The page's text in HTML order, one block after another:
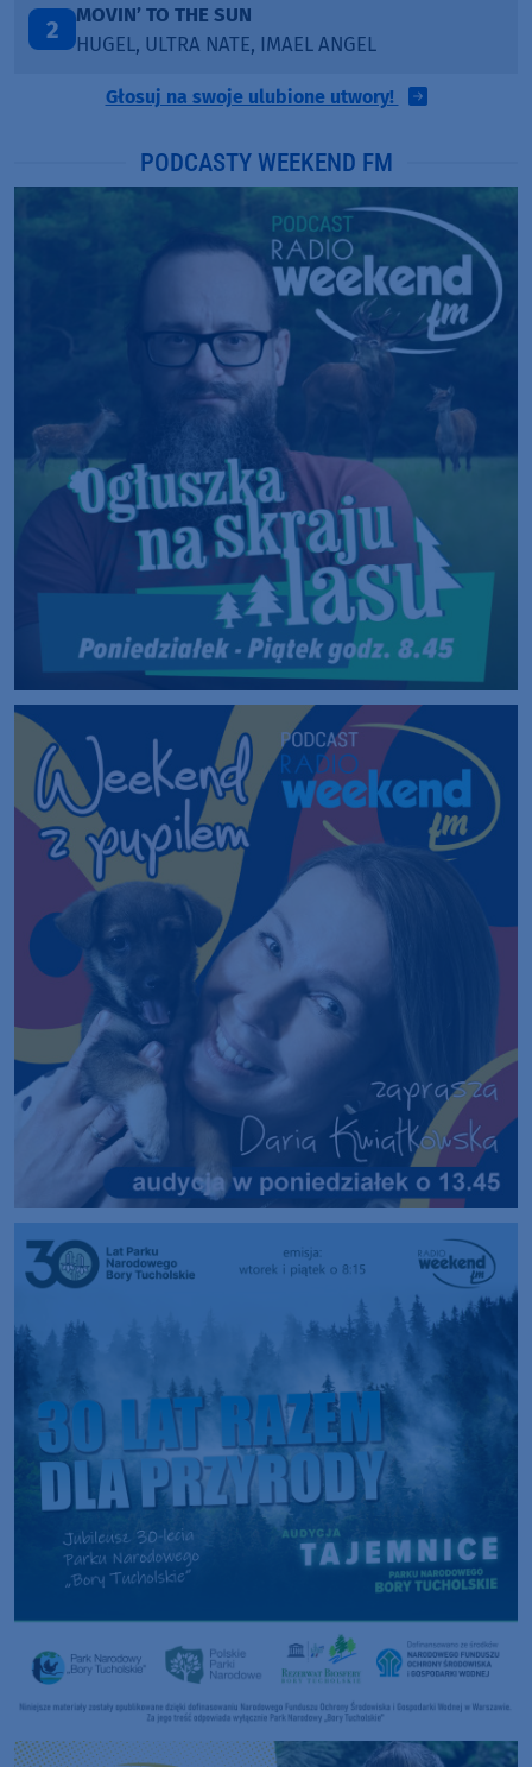
3
ITEPE ITEDE
SANAH
Głosuj na swoje ulubione utwory!
PODCASTY WEEKEND FM